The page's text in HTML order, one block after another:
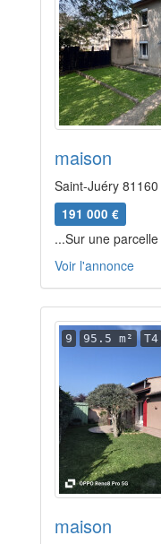
maison
Saint-Juéry 81160
191 000 €
...Sur une
Voir l'annonce
9 95.5 m² T4
maison